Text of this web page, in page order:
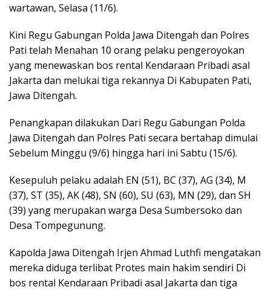
wartawan, Selasa (11/6).
Kini Regu Gabungan Polda Jawa Ditengah dan Polres
Pati telah Menahan 10 orang pelaku pengeroyokan
yang menewaskan bos rental Kendaraan Pribadi asal
Jakarta dan melukai tiga rekannya Di Kabupaten Pati,
Jawa Ditengah.
Penangkapan dilakukan Dari Regu Gabungan Polda
Jawa Ditengah dan Polres Pati secara bertahap dimulai
Sebelum Minggu (9/6) hingga hari ini Sabtu (15/6).
Kesepuluh pelaku adalah EN (51), BC (37), AG (34), M
(37), ST (35), AK (48), SN (60), SU (63), MN (29), dan SH
(39) yang merupakan warga Desa Sumbersoko dan
Desa Tompegunung.
Kapolda Jawa Ditengah Irjen Ahmad Luthfi mengatakan
mereka diduga terlibat Protes main hakim sendiri Di
bos rental Kendaraan Pribadi asal Jakarta dan tiga